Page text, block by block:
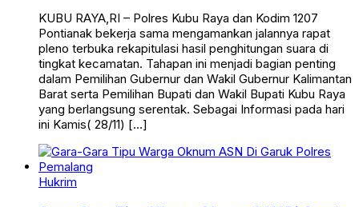
KUBU RAYA,RI – Polres Kubu Raya dan Kodim 1207
Pontianak bekerja sama mengamankan jalannya rapat
pleno terbuka rekapitulasi hasil penghitungan suara di
tingkat kecamatan. Tahapan ini menjadi bagian penting
dalam Pemilihan Gubernur dan Wakil Gubernur Kalimantan
Barat serta Pemilihan Bupati dan Wakil Bupati Kubu Raya
yang berlangsung serentak. Sebagai Informasi pada hari
ini Kamis( 28/11) […]
Hukrim